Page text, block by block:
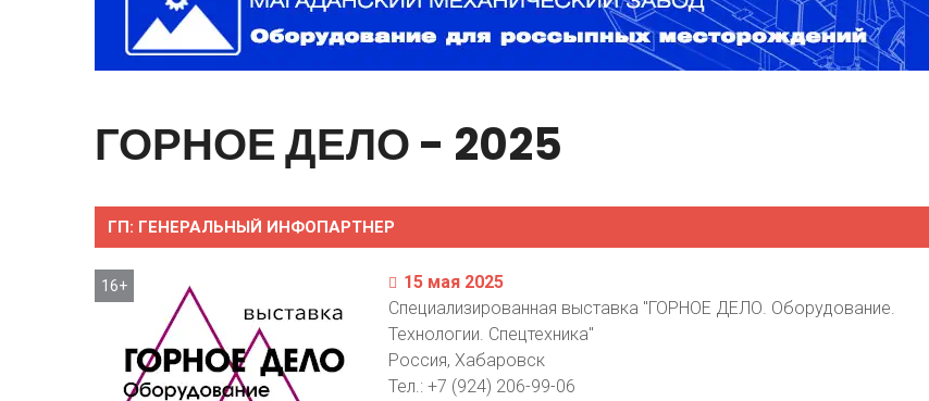
ГОРНОЕДЕЛО- 2025
ГП: ГЕНЕРАЛЬНЫЙ ИНФОПАРТНЕР
16+
15 мая 2025
Специализированная выставка "ГОРНОЕ ДЕЛО. Оборудование.
Технологии. Спецтехника"
Россия, Хабаровск
Тел.: +7 (924) 206-99-06